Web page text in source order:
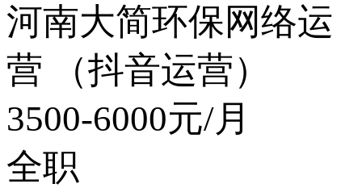
河南大简环保网络运
营 （抖音运营）
3500-6000元/月
全职